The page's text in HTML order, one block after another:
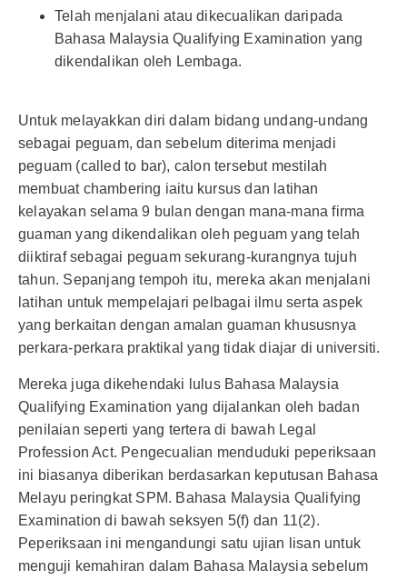
Telah menjalani atau dikecualikan daripada
Bahasa Malaysia Qualifying Examination yang
dikendalikan oleh Lembaga.
Untuk melayakkan diri dalam bidang undang-undang
sebagai peguam, dan sebelum diterima menjadi
peguam (called to bar), calon tersebut mestilah
membuat chambering iaitu kursus dan latihan
kelayakan selama 9 bulan dengan mana-mana firma
guaman yang dikendalikan oleh peguam yang telah
diiktiraf sebagai peguam sekurang-kurangnya tujuh
tahun. Sepanjang tempoh itu, mereka akan menjalani
latihan untuk mempelajari pelbagai ilmu serta aspek
yang berkaitan dengan amalan guaman khususnya
perkara-perkara praktikal yang tidak diajar di universiti.
Mereka juga dikehendaki lulus Bahasa Malaysia
Qualifying Examination yang dijalankan oleh badan
penilaian seperti yang tertera di bawah Legal
Profession Act. Pengecualian menduduki peperiksaan
ini biasanya diberikan berdasarkan keputusan Bahasa
Melayu peringkat SPM. Bahasa Malaysia Qualifying
Examination di bawah seksyen 5(f) dan 11(2).
Peperiksaan ini mengandungi satu ujian lisan untuk
menguji kemahiran dalam Bahasa Malaysia sebelum